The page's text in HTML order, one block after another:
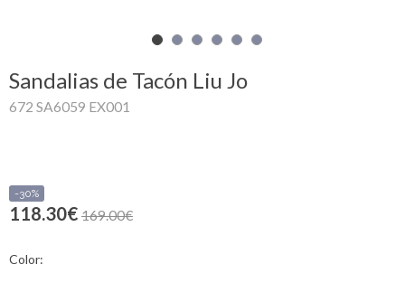
Sandalias de Tacón Liu Jo
672 SA6059 EX001
-30%
118.30€ 169.00€
Color: